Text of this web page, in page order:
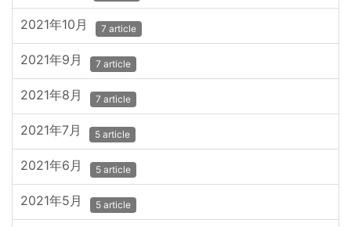
2021年10月 7 article
2021年9月 7 article
2021年8月 7 article
2021年7月 5 article
2021年6月 5 article
2021年5月 5 article